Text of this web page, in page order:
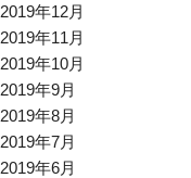
2019年12月
2019年11月
2019年10月
2019年9月
2019年8月
2019年7月
2019年6月